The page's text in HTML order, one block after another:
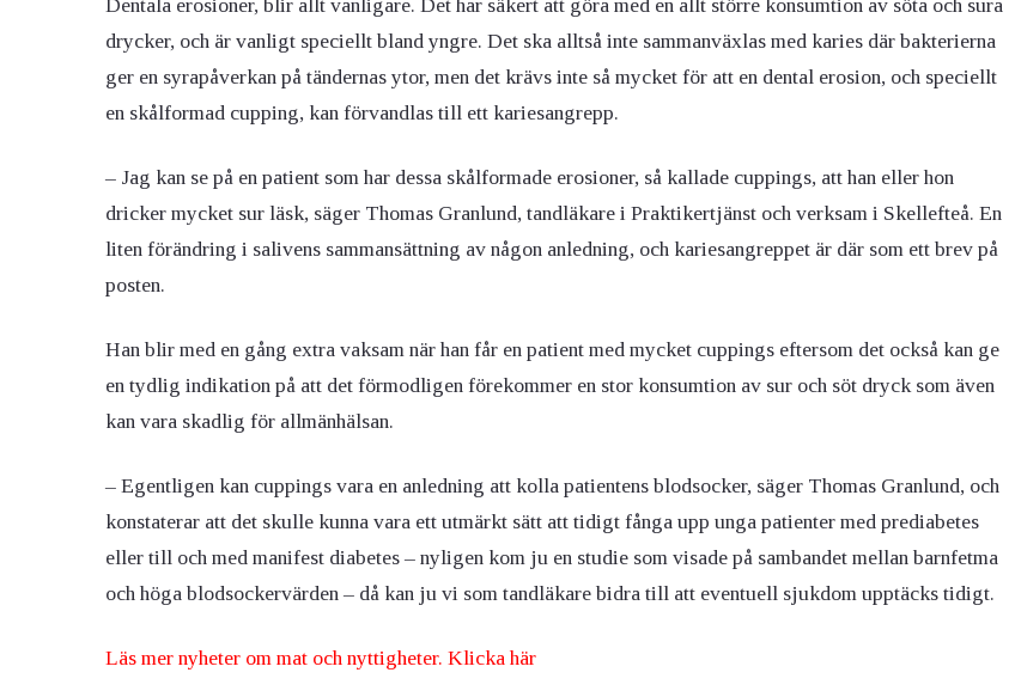
Dentala erosioner, blir allt vanligare. Det har säkert att göra med en allt större konsumtion av söta och sura
drycker, och är vanligt speciellt bland yngre. Det ska alltså inte sammanväxlas med karies där bakterierna
ger en syrapåverkan på tändernas ytor, men det krävs inte så mycket för att en dental erosion, och speciellt
en skålformad cupping, kan förvandlas till ett kariesangrepp.
– Jag kan se på en patient som har dessa skålformade erosioner, så kallade cuppings, att han eller hon
dricker mycket sur läsk, säger Thomas Granlund, tandläkare i Praktikertjänst och verksam i Skellefteå. En
liten förändring i salivens sammansättning av någon anledning, och kariesangreppet är där som ett brev på
posten.
Han blir med en gång extra vaksam när han får en patient med mycket cuppings eftersom det också kan ge
en tydlig indikation på att det förmodligen förekommer en stor konsumtion av sur och söt dryck som även
kan vara skadlig för allmänhälsan.
– Egentligen kan cuppings vara en anledning att kolla patientens blodsocker, säger Thomas Granlund, och
konstaterar att det skulle kunna vara ett utmärkt sätt att tidigt fånga upp unga patienter med prediabetes
eller till och med manifest diabetes – nyligen kom ju en studie som visade på sambandet mellan barnfetma
och höga blodsockervärden – då kan ju vi som tandläkare bidra till att eventuell sjukdom upptäcks tidigt.
Läs mer nyheter om mat och nyttigheter. Klicka här